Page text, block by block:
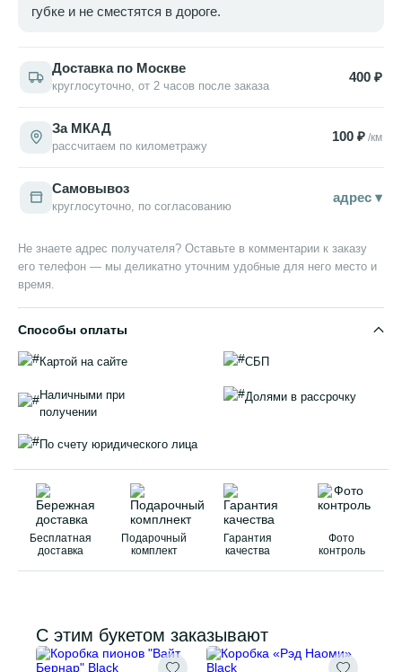
губке и не сместятся в дороге.
Доставка по Москве
круглосуточно, от 2 часов после заказа
400 ₽
За МКАД
рассчитаем по километражу
100 ₽ /км
Самовывоз
круглосуточно, по согласованию
адрес ▾
Не знаете адрес получателя? Оставьте в комментарии к заказу
его телефон — мы деликатно уточним удобные для него место и
время.
Способы оплаты
Картой на сайте СБП
Наличными при
получении
Долями в рассрочку
По счету юридического лица
Бесплатная
доставка
Подарочный
комплект
Гарантия
качества
Фото
контроль
С этим букетом заказывают